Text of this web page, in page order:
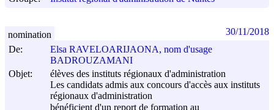
De:
Elsa RAVELOARIJAONA, nom d'usage
BADROUZAMANI
Objet:
élèves des instituts régionaux d'administration
Les candidats admis aux concours d'accès aux instituts
régionaux d'administration
bénéficient d'un report de formation au
nomination 30/11/2018